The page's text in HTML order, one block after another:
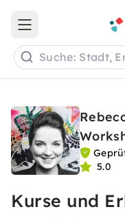
Open main menu
Suche: Stadt,
5.0
Kurse und